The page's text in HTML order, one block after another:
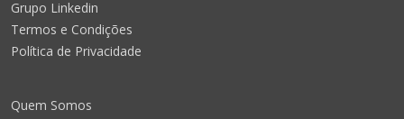
Grupo Linkedin
Termos e Condições
Política de Privacidade
Quem Somos